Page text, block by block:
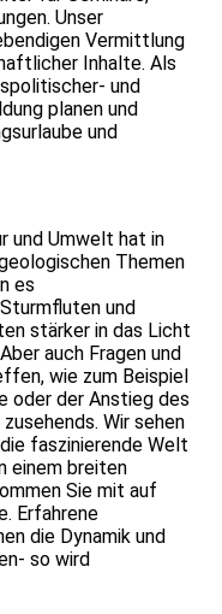
Unser
Vermittlung
Inhalte. Als
und
planen und
und
und Umwelt hat in
Themen
es
und
stärker in das Licht
auch Fragen und
wie zum Beispiel
oder der Anstieg des
Wir sehen
faszinierende Welt
einem breiten
Sie mit auf
Erfahrene
die Dynamik und
so wird